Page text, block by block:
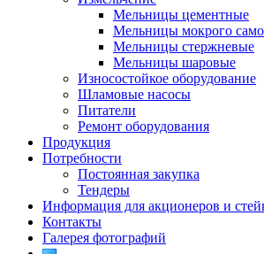
Мельницы цементные
Мельницы мокрого
Мельницы стержневые
Мельницы шаровые
Износостойкое оборудование
Шламовые насосы
Питатели
Ремонт оборудования
Продукция
Потребности
Постоянная закупка
Тендеры
Информация для акционеров и
Контакты
Галерея фотографий